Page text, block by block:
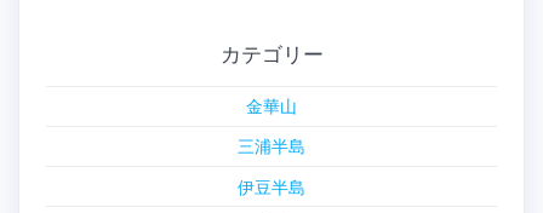
カテゴリー
金華山
三浦半島
伊豆半島